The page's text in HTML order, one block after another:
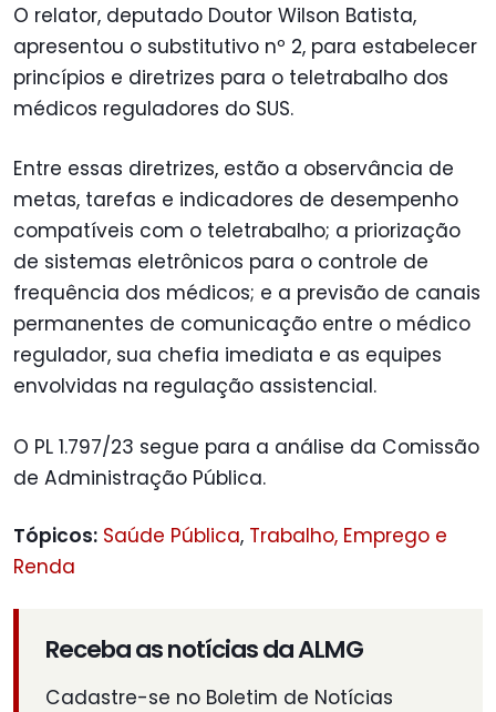
O relator, deputado Doutor Wilson Batista,
apresentou o substitutivo nº 2, para estabelecer
princípios e diretrizes para o teletrabalho dos
médicos reguladores do SUS.
Entre essas diretrizes, estão a observância de
metas, tarefas e indicadores de desempenho
compatíveis com o teletrabalho; a priorização
de sistemas eletrônicos para o controle de
frequência dos médicos; e a previsão de canais
permanentes de comunicação entre o médico
regulador, sua chefia imediata e as equipes
envolvidas na regulação assistencial.
O PL 1.797/23 segue para a análise da Comissão
de Administração Pública.
Tópicos: Saúde Pública, Trabalho, Emprego e
Renda
Receba as notícias da ALMG
Cadastre-se no Boletim de Notícias